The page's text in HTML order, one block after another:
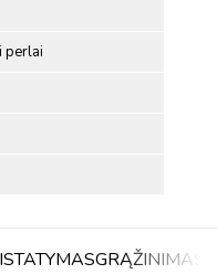
perlai
GRĄŽINIMAS